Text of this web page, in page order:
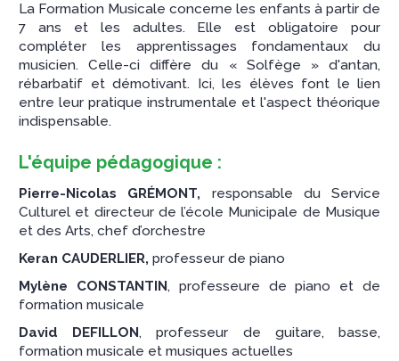
La Formation Musicale concerne les enfants à partir de
7 ans et les adultes. Elle est obligatoire pour
compléter les apprentissages fondamentaux du
musicien. Celle-ci diffère du « Solfège » d'antan,
rébarbatif et démotivant. Ici, les élèves font le lien
entre leur pratique instrumentale et l'aspect théorique
indispensable.
L'équipe pédagogique :
Pierre-Nicolas GRÉMONT, responsable du Service
Culturel et directeur de l’école Municipale de Musique
et des Arts, chef d’orchestre
Keran CAUDERLIER, professeur de piano
Mylène CONSTANTIN, professeure de piano et de
formation musicale
David DEFILLON, professeur de guitare, basse,
formation musicale et musiques actuelles